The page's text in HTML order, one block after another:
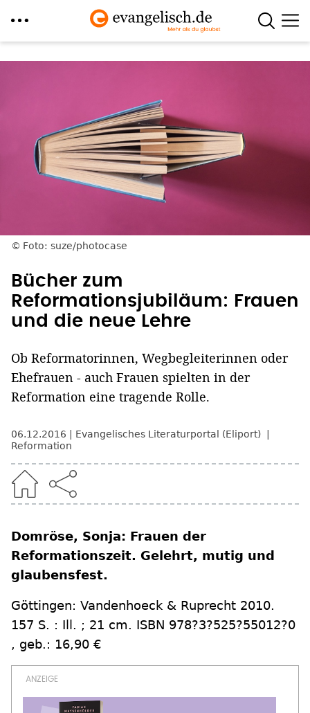
Foto: suze/photocase
Bücher zum
Reformationsjubiläum: Frauen
und die neue Lehre
Ob Reformatorinnen, Wegbegleiterinnen oder
Ehefrauen - auch Frauen spielten in der
Reformation eine tragende Rolle.
06.12.2016
Evangelisches Literaturportal (Eliport)
Reformation
Domröse, Sonja: Frauen der
Reformationszeit. Gelehrt, mutig und
glaubensfest.
Göttingen: Vandenhoeck & Ruprecht 2010.
157 S. : Ill. ; 21 cm. ISBN 978?3?525?55012?0
, geb.: 16,90 €